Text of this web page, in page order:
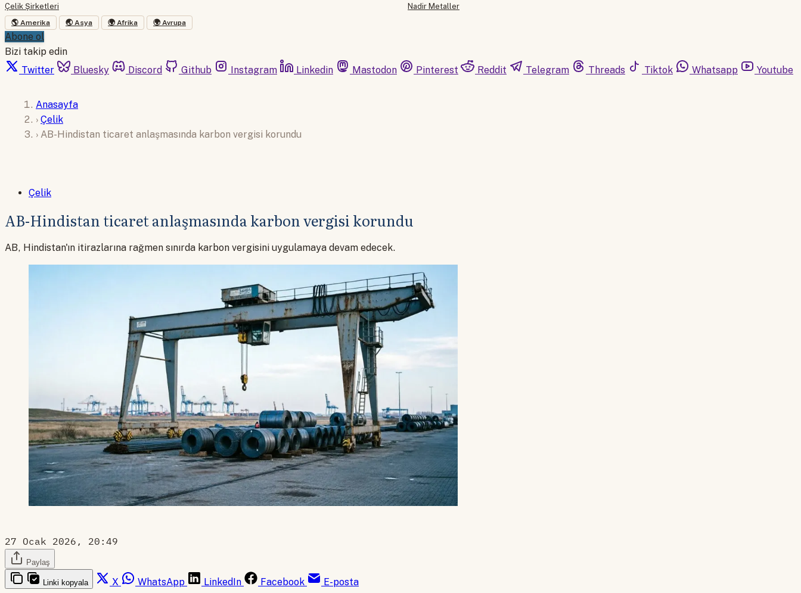
Çelik Şirketleri
Nadir Metaller
🌎 Amerika 🌏 Asya 🌍 Afrika 🌍 Avrupa
Abone ol
Bizi takip edin
Twitter
Bluesky Discord Github Instagram Linkedin Mastodon Pinterest Reddit Telegram Threads Tiktok Whatsapp Youtube
Anasayfa
› Çelik
› AB-Hindistan ticaret anlaşmasında karbon vergisi korundu
Çelik
AB-Hindistan ticaret anlaşmasında karbon vergisi korundu
AB, Hindistan'ın itirazlarına rağmen sınırda karbon vergisini uygulamaya devam edecek.
27 Ocak 2026, 20:49
Paylaş
Linki kopyala X WhatsApp LinkedIn Facebook E-posta